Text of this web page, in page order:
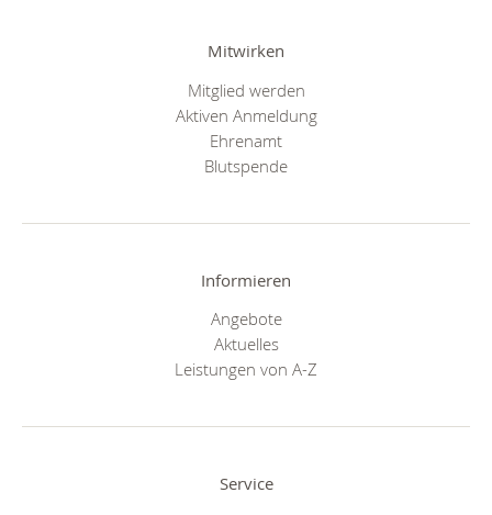
Mitwirken
Mitglied werden
Aktiven Anmeldung
Ehrenamt
Blutspende
Informieren
Angebote
Aktuelles
Leistungen von A-Z
Service